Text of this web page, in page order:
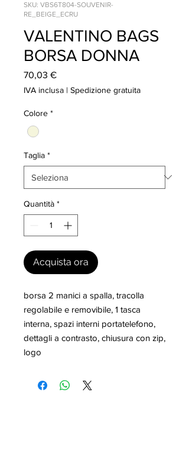
SKU: VBS6T804-SOUVENIR-
RE_BEIGE_ECRU
VALENTINO BAGS
BORSA DONNA
70,03 €Prezzo
IVA inclusa | Spedizione gratuita
Colore *
Taglia *
Quantità *
Acquista ora
borsa 2 manici a spalla, tracolla
regolabile e removibile, 1 tasca
interna, spazi interni portatelefono,
dettagli a contrasto, chiusura con zip,
logo